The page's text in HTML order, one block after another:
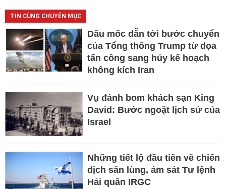
TIN CÙNG CHUYÊN MỤC
Dấu mốc dẫn tới bước chuyển
của Tổng thống Trump từ dọa
tấn công sang hủy kế hoạch
không kích Iran
Vụ đánh bom khách sạn King
David: Bước ngoặt lịch sử của
Israel
Những tiết lộ đầu tiên về chiến
dịch săn lùng, ám sát Tư lệnh
Hải quân IRGC